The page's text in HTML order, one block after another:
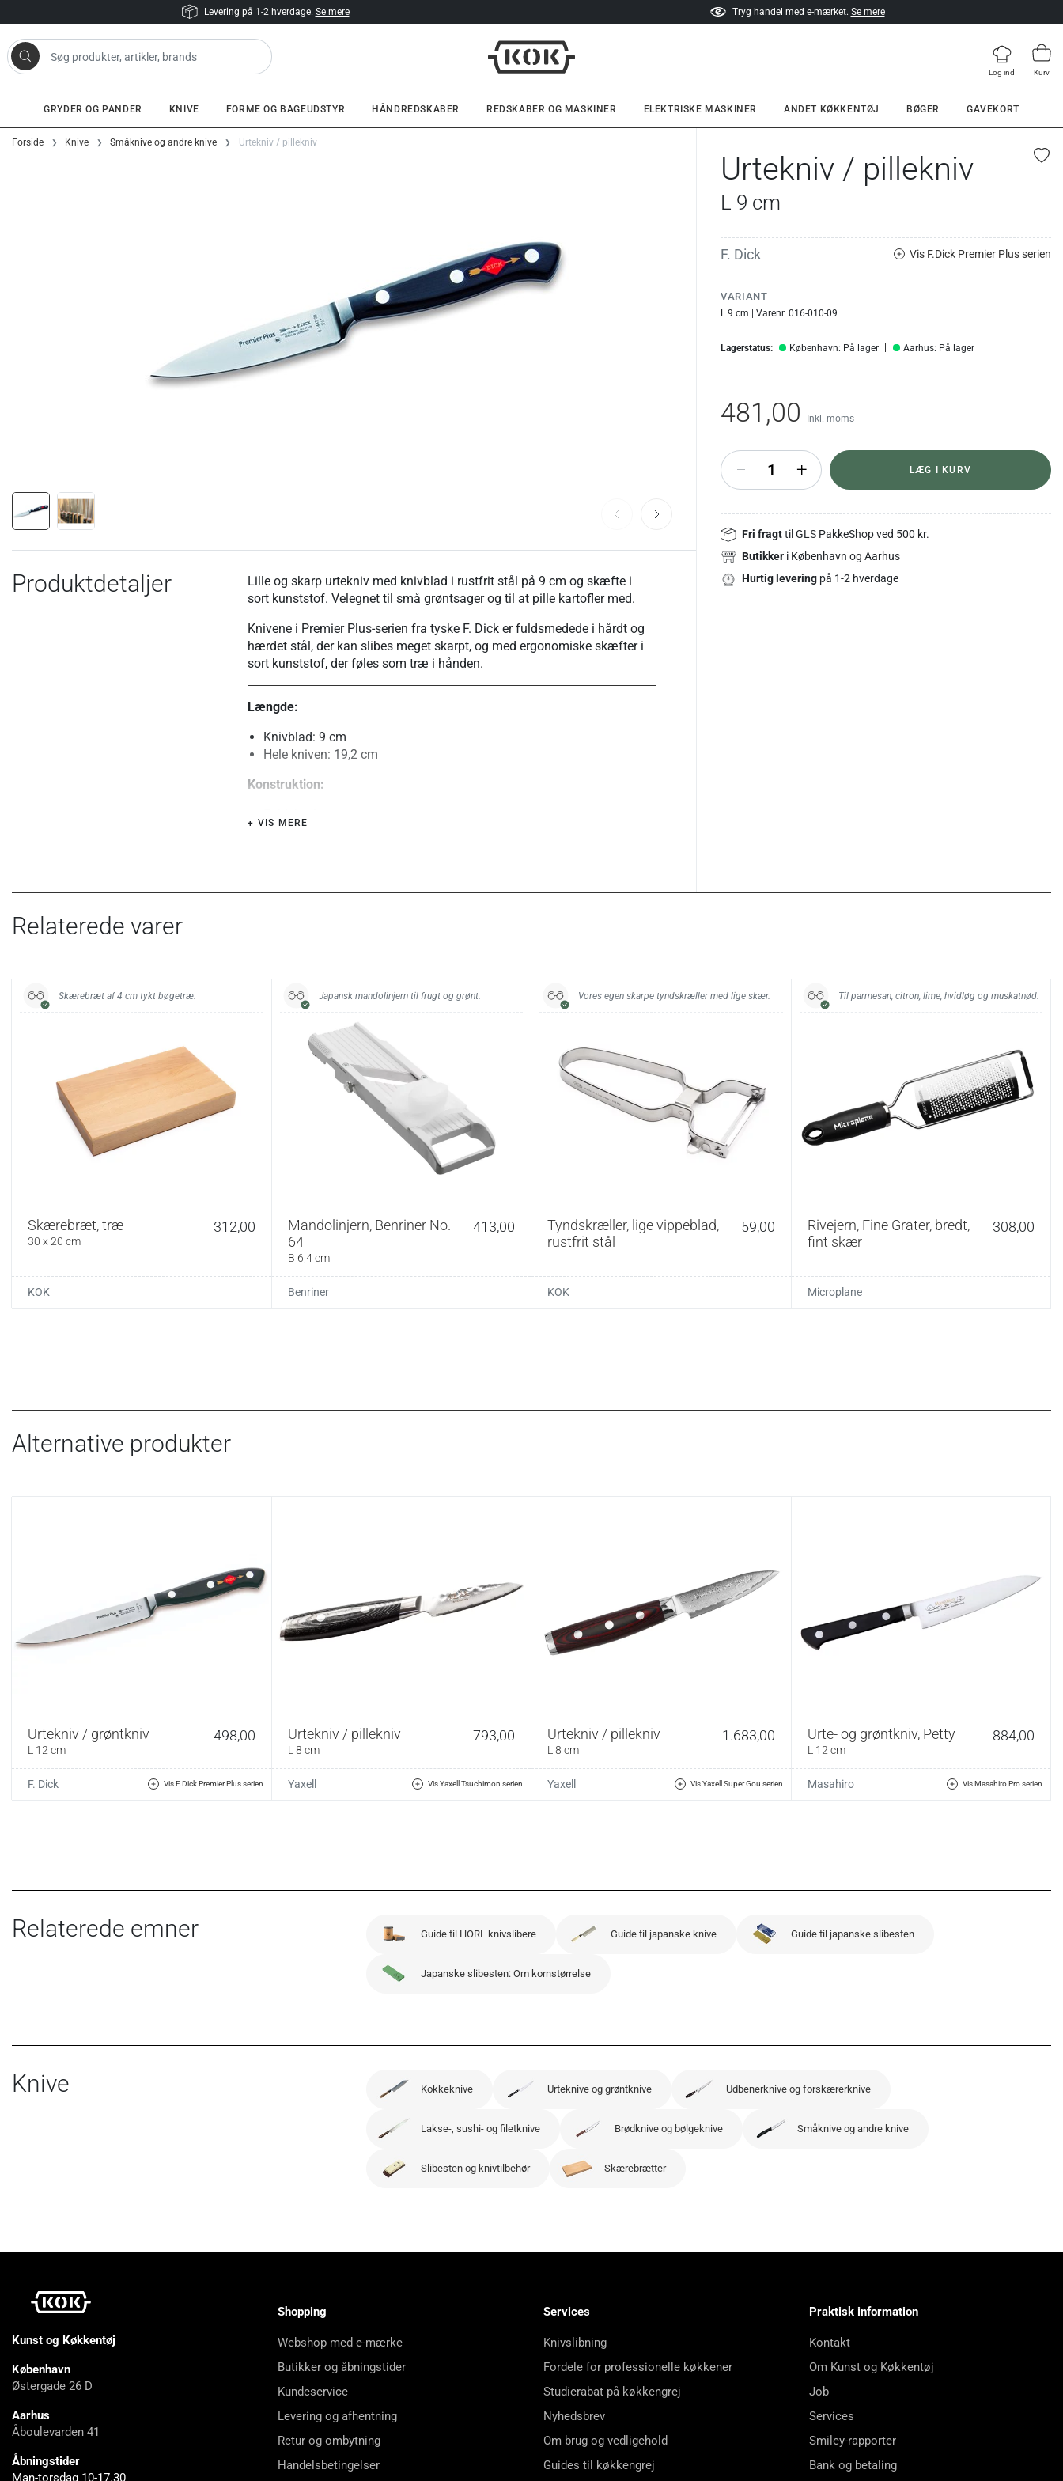
Gå til indhold
Levering på 1-2 hverdage. Se mere Tryg handel med e-mærket. Se mere
artikler, brands
Log ind Kurv
GRYDER OG PANDER KNIVE FORME OG BAGEUDSTYR HÅNDREDSKABER REDSKABER OG MASKINER ELEKTRISKE MASKINER ANDET KØKKENTØJ BØGER GAVEKORT
Forside Knive Småknive og andre knive Urtekniv / pillekniv
Urtekniv / pillekniv
L 9 cm
F. Dick Vis F.Dick Premier Plus serien
VARIANT
L 9 cm | Varenr. 016-010-09
Lagerstatus: København: På lager Aarhus: På lager
481,00 Inkl. moms
+ LÆG I KURV
Fri fragttil GLS PakkeShop ved 500 kr.
Butikker i København og Aarhus
Hurtig levering på 1-2 hverdage
Produktdetaljer
Lille og skarp urtekniv med knivblad i rustfrit stål på 9 cm og skæfte i
sort kunststof. Velegnet til små grøntsager og til at pille kartofler med.
Knivene i Premier Plus-serien fra tyske F. Dick er fuldsmedede i hårdt og
hærdet stål, der kan slibes meget skarpt, og med ergonomiske skæfter i
sort kunststof, der føles som træ i hånden.
Længde:
Knivblad: 9 cm
Hele kniven: 19,2 cm
Konstruktion:
Hårdhed, Rockwell C: 56 HRC
Påhæftning: 3 nitter i rustfrit stål
Vask aldrig din kniv i opvaskemaskinen, da det sløver bladet og udtørrer
skæftet. Rengør og tør kniven efter brug, for at forhindre rust. Hav ikke
kniven liggende i en skuffe, men hæng den helst på en knivmagnet. Husk,
at forkert pleje vil resultere i rust og sløvhed, og forkert brug af
slibemaskiner og strygestål vil ødelægge bladet.
bedst til din kniv. Vi anbefaler dog, at du besøger vores butikker, hvor
vores erfarne knivsliber kan sørge for enprofessionel slibning.
+ VIS MERE
Relaterede varer
Skærebræt af 4 cm tykt bøgetræ.
Skærebræt, træ
30 x 20 cm
312,00
KOK
Japansk mandolinjern til frugt og grønt.
Mandolinjern, Benriner No.
64
B 6,4 cm
413,00
Benriner
Vores egen skarpe tyndskræller med lige skær.
Tyndskræller, lige vippeblad,
rustfrit stål
59,00
KOK
Til parmesan, citron, lime, hvidløg og muskatnød.
Rivejern, Fine Grater, bredt,
fint skær
308,00
Microplane
Alternative produkter
Urtekniv / grøntkniv
L 12 cm
498,00
F. Dick Vis F.Dick Premier Plus serien
Urtekniv / pillekniv
L 8 cm
793,00
Yaxell Vis Yaxell Tsuchimon serien
Urtekniv / pillekniv
L 8 cm
1.683,00
Yaxell Vis Yaxell Super Gou serien
Urte- og grøntkniv, Petty
L 12 cm
884,00
Masahiro Vis Masahiro Pro serien
Relaterede emner Guide til HORL knivslibere Guide til japanske knive Guide til japanske slibesten
Japanske slibesten: Om kornstørrelse
Knive Kokkeknive Urteknive og grøntknive Udbenerknive og forskærerknive
Lakse-, sushi- og filetknive Brødknive og bølgeknive Småknive og andre knive
Slibesten og knivtilbehør Skærebrætter
Kunst og Køkkentøj
København
Østergade 26 D
Aarhus
Åboulevarden 41
Åbningstider
Man-torsdag 10-17.30
Shopping
Webshop med e-mærke
Butikker og åbningstider
Kundeservice
Levering og afhentning
Retur og ombytning
Handelsbetingelser
Services
Knivslibning
Fordele for professionelle køkkener
Studierabat på køkkengrej
Nyhedsbrev
Om brug og vedligehold
Guides til køkkengrej
Praktisk information
Kontakt
Om Kunst og Køkkentøj
Job
Services
Smiley-rapporter
Bank og betaling